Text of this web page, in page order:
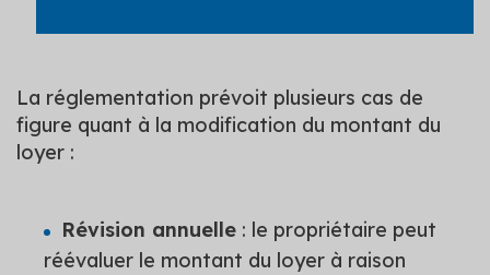
La réglementation prévoit plusieurs cas de
figure quant à la modification du montant du
loyer :
Révision annuelle : le propriétaire peut
réévaluer le montant du loyer à raison